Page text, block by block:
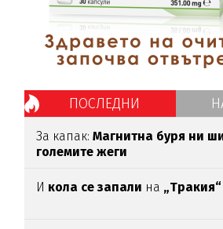
ПОСЛЕДНИ
За капак:Магнитна буря ни
големите жеги
И кола се запали на „Тракия“